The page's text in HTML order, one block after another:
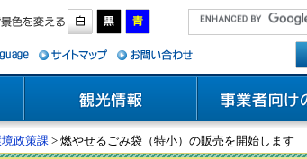
政策課 > 燃やせるごみ袋（特小）の販売を開始します